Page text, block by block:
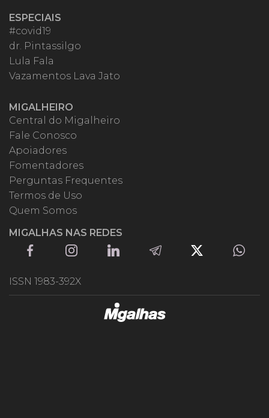
ESPECIAIS
#covid19
dr. Pintassilgo
Lula Fala
Vazamentos Lava Jato
MIGALHEIRO
Central do Migalheiro
Fale Conosco
Apoiadores
Fomentadores
Perguntas Frequentes
Termos de Uso
Quem Somos
MIGALHAS NAS REDES
ISSN 1983-392X